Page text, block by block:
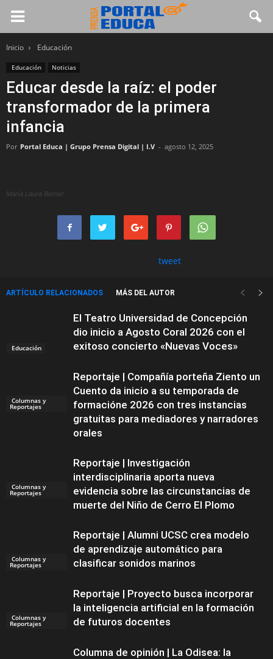
Inicio Educación
Educación Noticias
Educar desde la raíz: el poder
transformador de la primera
infancia
Por Portal Educa | Grupo Prensa Digital | I.V - agosto 12, 2025
María Laura Berner
tweet
ARTÍCULO RELACIONADOS MÁS DEL AUTOR
Educación
El Teatro Universidad de Concepción
dio inicio a Agosto Coral 2026 con el
exitoso concierto «Nuevas Voces»
Columnas y
Reportajes
Reportaje | Compañía porteña Ziento un
Cuento da inicio a su temporada de
formacióne 2026 con tres instancias
gratuitas para mediadores y narradores
orales
Columnas y
Reportajes
Reportaje | Investigación
interdisciplinaria aporta nueva
evidencia sobre las circunstancias de
muerte del Niño de Cerro El Plomo
Columnas y
Reportajes
Reportaje | Alumni UCSC crea modelo
de aprendizaje automático para
clasificar sonidos marinos
Columnas y
Reportajes
Reportaje | Proyecto busca incorporar
la inteligencia artificial en la formación
de futuros docentes
Columna de opinión | La Odisea: la